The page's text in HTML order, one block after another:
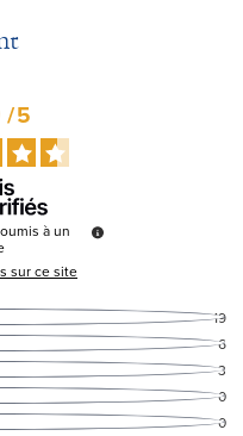
/5
à un
sur ce site
19
6
3
0
0